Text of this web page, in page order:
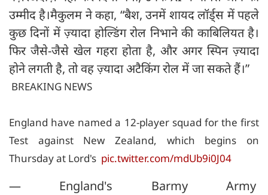
उम्मीद है।मैकुलम ने कहा, “बैश, उनमें शायद लॉर्ड्स में पहले
कुछ दिनों में ज़्यादा होल्डिंग रोल निभाने की काबिलियत है।
फिर जैसे-जैसे खेल गहरा होता है, और अगर स्पिन ज़्यादा
होने लगती है, तो वह ज़्यादा अटैकिंग रोल में जा सकते हैं।”
BREAKING NEWS
England have named a 12-player squad for the first
Test against New Zealand, which begins on
Thursday at Lord's pic.twitter.com/mdUb9i0J04
— England's Barmy Army